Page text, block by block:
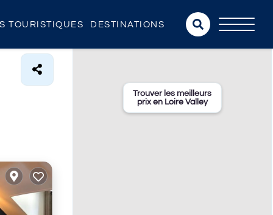
TOURISTIQUES DESTINATIONS
Trouver les meilleurs
prix en Loire Valley